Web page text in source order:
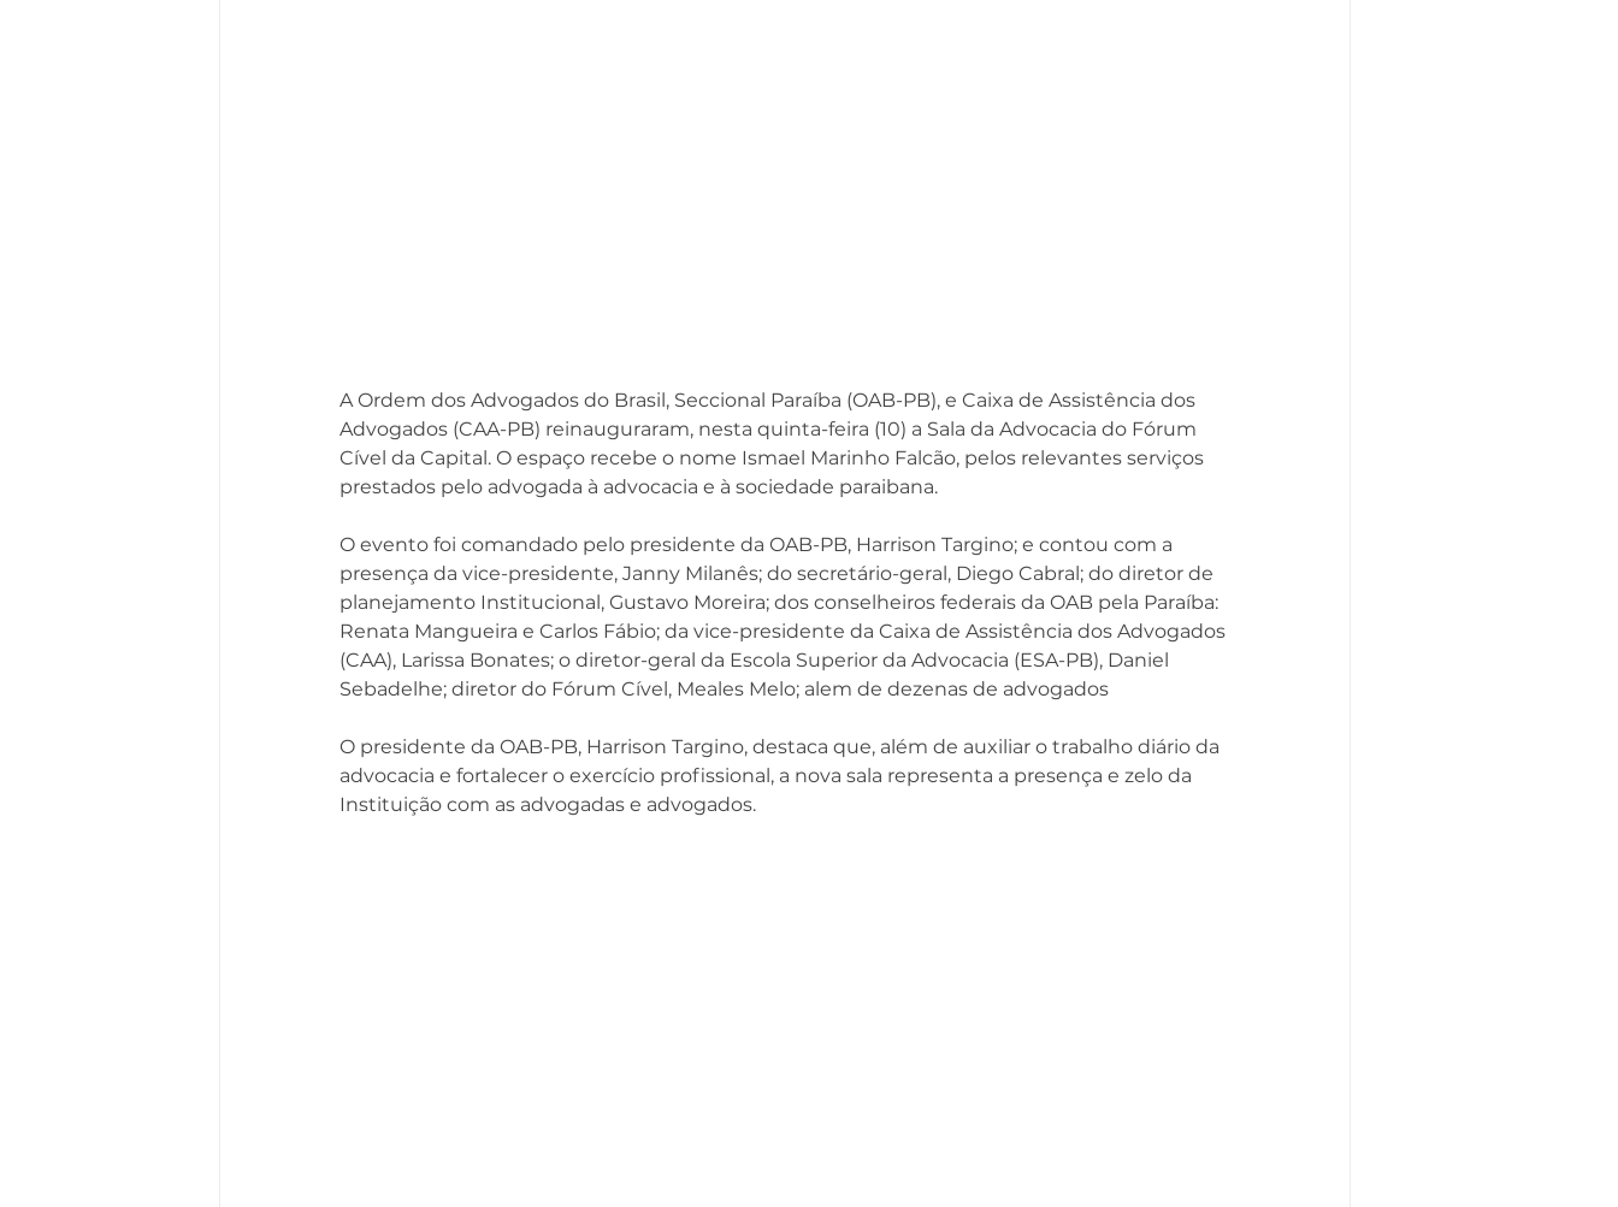
A Ordem dos Advogados do Brasil, Seccional Paraíba (OAB-PB), e Caixa de Assistência dos
Advogados (CAA-PB) reinauguraram, nesta quinta-feira (10) a Sala da Advocacia do Fórum
Cível da Capital. O espaço recebe o nome Ismael Marinho Falcão, pelos relevantes serviços
prestados pelo advogada à advocacia e à sociedade paraibana.
O evento foi comandado pelo presidente da OAB-PB, Harrison Targino; e contou com a
presença da vice-presidente, Janny Milanês; do secretário-geral, Diego Cabral; do diretor de
planejamento Institucional, Gustavo Moreira; dos conselheiros federais da OAB pela Paraíba:
Renata Mangueira e Carlos Fábio; da vice-presidente da Caixa de Assistência dos Advogados
(CAA), Larissa Bonates; o diretor-geral da Escola Superior da Advocacia (ESA-PB), Daniel
Sebadelhe; diretor do Fórum Cível, Meales Melo; alem de dezenas de advogados
O presidente da OAB-PB, Harrison Targino, destaca que, além de auxiliar o trabalho diário da
advocacia e fortalecer o exercício profissional, a nova sala representa a presença e zelo da
Instituição com as advogadas e advogados.